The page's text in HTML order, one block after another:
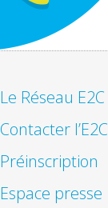
Le Réseau
Contacter
Préinscription
Espace presse